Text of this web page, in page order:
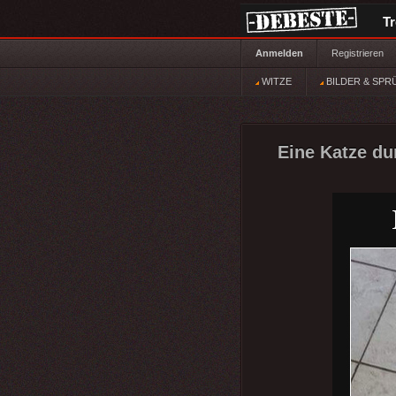
Anmelden Registrieren
WITZE BILDER &
Eine Katze